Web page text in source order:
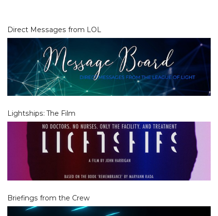
Direct Messages from LOL
Lightships: The Film
Briefings from the Crew